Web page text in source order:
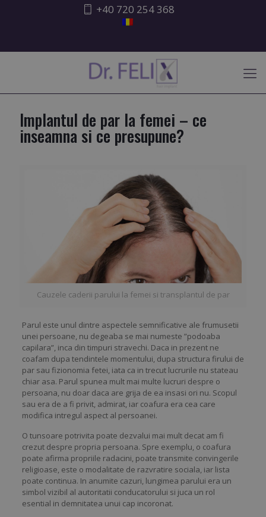
+40 720 254 368
Implantul de par la femei – ce
inseamna si ce presupune?
Cauzele caderii parului la femei si transplantul de par
Parul este unul dintre aspectele semnificative ale frumusetii
unei persoane, nu degeaba se mai numeste ”podoaba
capilara”, inca din timpuri stravechi. Daca in prezent ne
coafam dupa tendintele momentului, dupa structura firului de
par sau fizionomia fetei, iata ca in trecut lucrurile nu stateau
chiar asa. Parul spunea mult mai multe lucruri despre o
persoana, nu doar daca are grija de ea insasi ori nu. Scopul
sau era de a fi privit, admirat, iar coafura era cea care
modifica intregul aspect al persoanei.
O tunsoare potrivita poate dezvalui mai mult decat am fi
crezut despre propria persoana. Spre exemplu, o coafura
poate afirma propriile radacini, poate transmite convingerile
religioase, este o modalitate de razvratire sociala, iar lista
poate continua. In anumite cazuri, lungimea parului era un
simbol vizibil al autoritatii conducatorului si juca un rol
esential in demnitatea unui cap incoronat.